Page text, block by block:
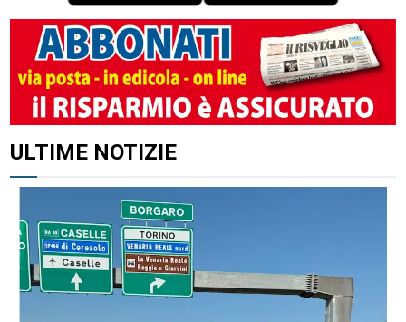
ALTRI ARTICOLI DI QUESTO AUTORE
ULTIME NOTIZIE